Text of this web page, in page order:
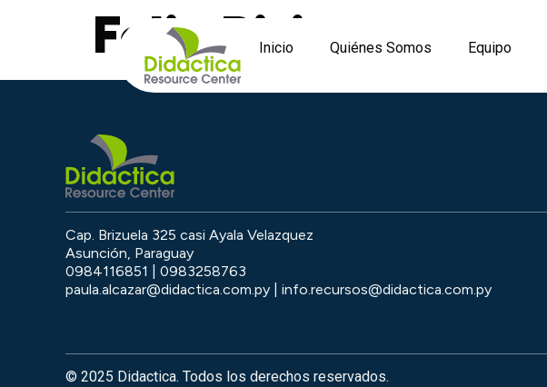
Inicio Quiénes Somos Equipo
Felix Piris
Cap. Brizuela 325 casi Ayala Velazquez
Asunción, Paraguay
0984116851 | 0983258763
paula.alcazar@didactica.com.py | info.recursos@didactica.com.py
© 2025 Didactica. Todos los derechos reservados.